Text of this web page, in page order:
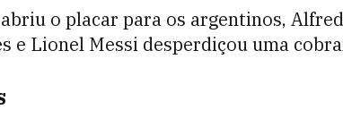
o placar para os argentinos,
e Lionel Messi desperdiçou uma